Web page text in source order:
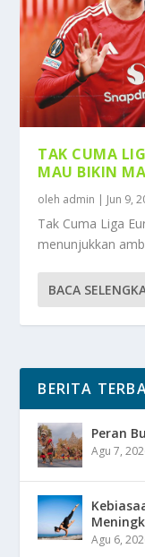
TAK CUMA
MAU BIKIN
oleh admin | Jun 9,
Tak Cuma Liga
menunjukkan
BACA
BERITA
Peran
Agu 7,
Agu 6,